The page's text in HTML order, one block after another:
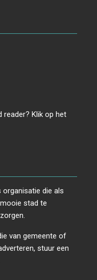
reader? Klik op het
organisatie die als
stad te
van gemeente of
stuur een